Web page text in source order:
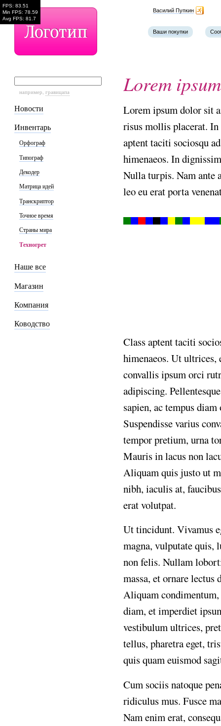
Наш телефон Василий Пупкин
Ваши покупки
например,гравицапа
Новости
Инвентарь
Орфограф
Типограф
Декодер
Матрица идей
Транскриптор
Точное время
Страны мира
Техногрет
Наше все
Магазин
Компания
Ководство
Lorem ipsum
Loremipsumdolor sit
risusmollisplacerat. In
aptenttaciti sociosquad
himenaeos. Indignissim
Nullaturpis. Namante
leoeueratporta
Classaptenttaciti
himenaeos. Utultrices,
convallisipsumorci
adipiscing. Pellentesque
sapien, actempusdiam
Suspendissevarius
temporpretium, urna
Maurisinlacusnon
Aliquamquisjustout
nibh, iaculisat, faucibus
eratvolutpat.
Uttincidunt. Vivamus
magna, vulputatequis,
nonfelis. Nullam
massa, etornarelectus
Aliquamcondimentum,
diam, etimperdiet
vestibulumultrices,
tellus, pharetraeget,
quisquameuismod
Cum sociisnatoque
ridiculusmus. Fusce
Namenimerat,
FPS: 83.51
Min FPS: 78.59
Avg FPS: 81.7